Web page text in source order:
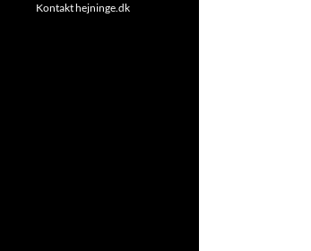
Kontakt hejninge.dk